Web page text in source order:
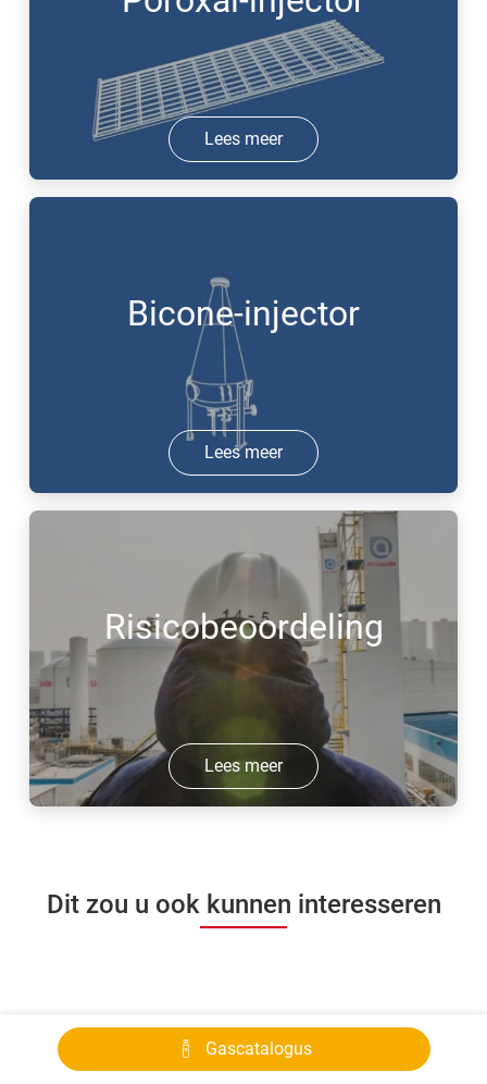
Gascatalogus
Lees meer
Bicone-injector
Lees meer
Risicobeoordeling
Lees meer
Dit zou u ook kunnen interesseren